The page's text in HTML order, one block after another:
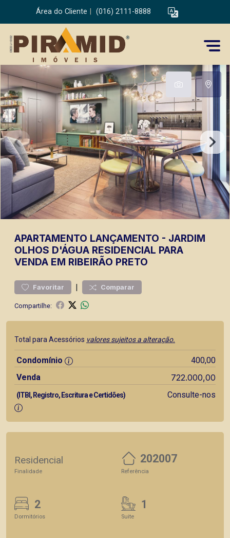
Área do Cliente (016) 2111-8888
APARTAMENTO LANÇAMENTO - JARDIM
OLHOS D'ÁGUA RESIDENCIAL PARA
VENDA EM RIBEIRÃO PRETO
Favoritar | Comparar
Compartilhe:
Total para Acessórios valores sujeitos a alteração.
Condomínio
400,00
Venda
722.000,00
(ITBI, Registro, Escritura e Certidões) Consulte-nos
Residencial
Finalidade
202007
Referência
2
Dormitórios
1
Suite